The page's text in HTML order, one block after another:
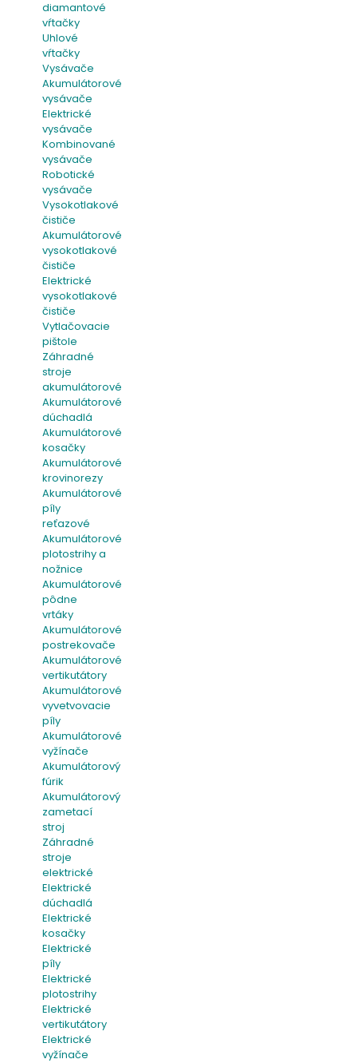
diamantové
vŕtačky
Uhlové
vŕtačky
Vysávače
Akumulátorové
vysávače
Elektrické
vysávače
Kombinované
vysávače
Robotické
vysávače
Vysokotlakové
čističe
Akumulátorové
vysokotlakové
čističe
Elektrické
vysokotlakové
čističe
Vytlačovacie
pištole
Záhradné
stroje
akumulátorové
Akumulátorové
dúchadlá
Akumulátorové
kosačky
Akumulátorové
krovinorezy
Akumulátorové
píly
reťazové
Akumulátorové
plotostrihy a
nožnice
Akumulátorové
pôdne
vrtáky
Akumulátorové
postrekovače
Akumulátorové
vertikutátory
Akumulátorové
vyvetvovacie
píly
Akumulátorové
vyžínače
Akumulátorový
fúrik
Akumulátorový
zametací
stroj
Záhradné
stroje
elektrické
Elektrické
dúchadlá
Elektrické
kosačky
Elektrické
píly
Elektrické
plotostrihy
Elektrické
vertikutátory
Elektrické
vyžínače